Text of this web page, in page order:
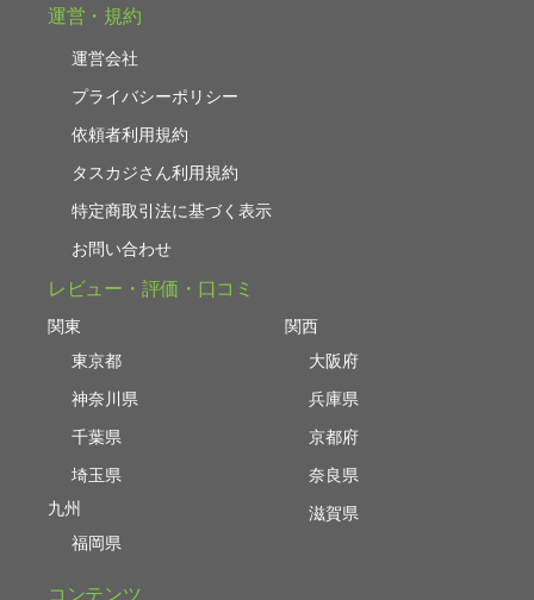
運営・規約
運営会社
プライバシーポリシー
依頼者利用規約
タスカジさん利用規約
特定商取引法に基づく表示
お問い合わせ
レビュー・評価・口コミ
関東
東京都
神奈川県
千葉県
埼玉県
九州
福岡県
関西
大阪府
兵庫県
京都府
奈良県
滋賀県
コンテンツ